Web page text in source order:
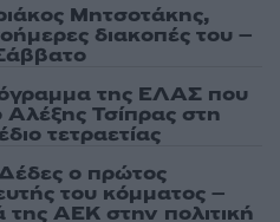
Μητσοτάκης,
διακοπές του –
της ΕΛΑΣ που
Αλέξης Τσίπρας στη
τετραετίας
ο πρώτος
του κόμματος –
της ΑΕΚ στην πολιτική